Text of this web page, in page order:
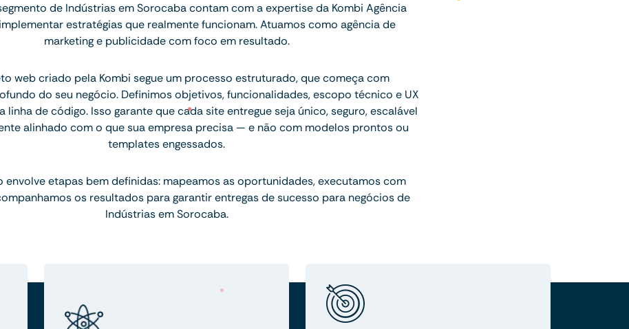
de Indústrias em Sorocaba contam com a expertise da Kombi Agência
estratégias que realmente funcionam. Atuamos como agência de
marketing e publicidade com foco em resultado.
web criado pela Kombi segue um processo estruturado, que começa com
do seu negócio. Definimos objetivos, funcionalidades, escopo técnico e UX
linha de código. Isso garante que cada site entregue seja único, seguro, escalável
alinhado com o que sua empresa precisa — e não com modelos prontos ou
templates engessados.
envolve etapas bem definidas: mapeamos as oportunidades, executamos com
os resultados para garantir entregas de sucesso para negócios de
Indústrias em Sorocaba.